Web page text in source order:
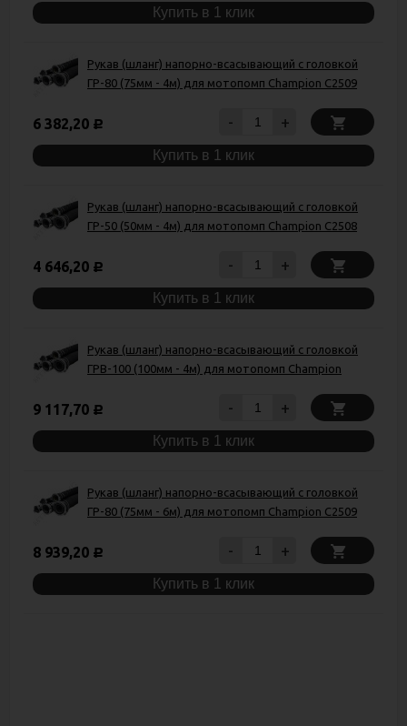
Купить в 1 клик
Рукав (шланг) напорно-всасывающий с головкой
ГР-80 (75мм - 4м) для мотопомп Champion C2509
6 382,20 Р - +
Купить в 1 клик
Рукав (шланг) напорно-всасывающий с головкой
ГР-50 (50мм - 4м) для мотопомп Champion C2508
4 646,20 Р - +
Купить в 1 клик
Рукав (шланг) напорно-всасывающий с головкой
ГРВ-100 (100мм - 4м) для мотопомп Champion
9 117,70 Р - +
Купить в 1 клик
Рукав (шланг) напорно-всасывающий с головкой
ГР-80 (75мм - 6м) для мотопомп Champion C2509
8 939,20 Р - +
Купить в 1 клик